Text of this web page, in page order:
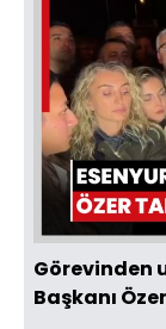
Görevinden
Başkanı